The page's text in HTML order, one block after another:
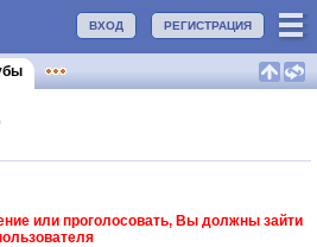
РЕГИСТРАЦИЯ
ВХОД
или проголосовать, Вы должны зайти